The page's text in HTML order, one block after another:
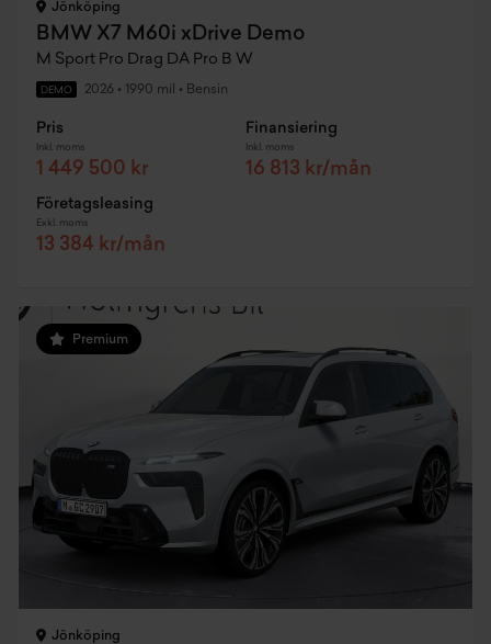
Jönköping
BMW X7 M60i xDrive Demo
M Sport Pro Drag DA Pro B W
DEMO 2026 • 1990 mil • Bensin
Pris
Inkl. moms
1 449 500 kr
Finansiering
Inkl. moms
16 813 kr/mån
Företagsleasing
Exkl. moms
13 384 kr/mån
Premium
Jönköping